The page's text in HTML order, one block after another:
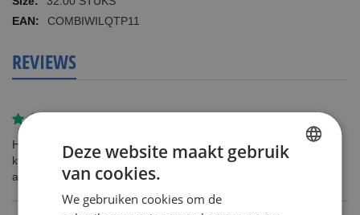
COMBIWILQTP11
REVIEWS
Het product gebruik ik al geruime tijd en is altijd van goede
kwaliteit geweest en ik heb geen reden om te denken dat het nu
anders zal zijn.
Deze website maakt gebruik
van cookies.
We gebruiken cookies om de